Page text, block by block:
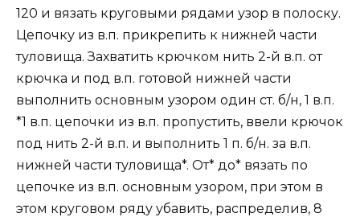
120 и вязать круговыми рядами узор в полоску.
Цепочку из в.п. прикрепить к нижней части
туловища. Захватить крючком нить 2-й в.п. от
крючка и под в.п. готовой нижней части
выполнить основным узором один ст. б/н, 1 в.п.
*1 в.п. цепочки из в.п. пропустить, ввели крючок
под нить 2-й в.п. и выполнить 1 п. б/н. за в.п.
нижней части туловища*. От* до* вязать по
цепочке из в.п. основным узором, при этом в
этом круговом ряду убавить, распределив, 8